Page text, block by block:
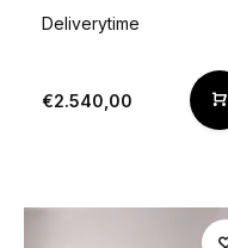
Deliverytime
€2.540,00